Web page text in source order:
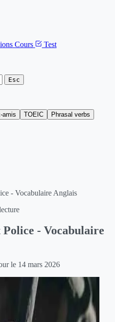
Cours Test
Esc
amis TOEIC
Phrasal verbs
- Vocabulaire Anglais
- Vocabulaire
le 14 mars 2026